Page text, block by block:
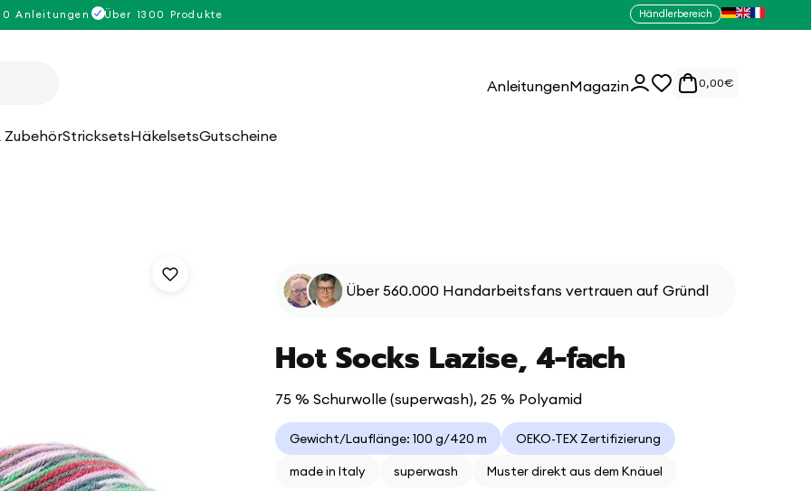
Anleitungen Über 1300 Produkte Händlerbereich
AnleitungenMagazinEinloggen 0,00€
0
Artikel
ZubehörStricksetsHäkelsetsGutscheine
Über 560.000 Handarbeitsfans vertrauen auf Gründl
Hot Socks Lazise, 4-fach
75 % Schurwolle (superwash), 25 % Polyamid
Gewicht/Lauflänge: 100 g/420 m
OEKO-TEX Zertifizierung
made in Italy
superwash Muster direkt aus dem Knäuel